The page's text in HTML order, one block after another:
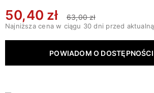
50,40 zł 63,00 zł
Najniższa cena w ciągu 30 dni przed
POWIADOM O DOSTĘPNOŚCI